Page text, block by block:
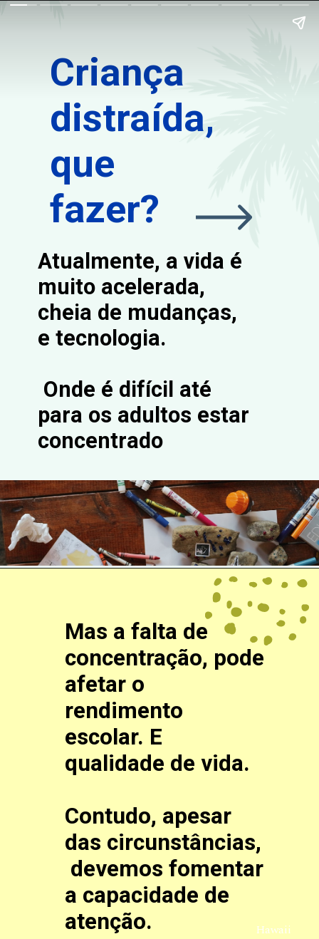
Criança
distraída,
que
fazer?
Atualmente, a vida é
muito acelerada,
cheia de mudanças,
e tecnologia.
Onde é difícil até
para os adultos estar
concentrado
Hawaii
Mas a falta de
concentração, pode
afetar o
rendimento
escolar. E
qualidade de vida.
Contudo, apesar
das circunstâncias,
devemos fomentar
a capacidade de
atenção.